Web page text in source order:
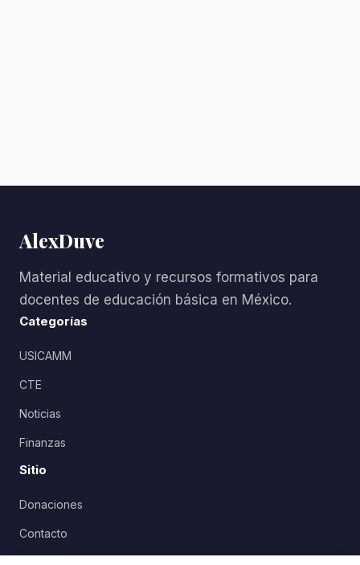
AlexDuve
Material educativo y recursos formativos para
docentes de educación básica en México.
Categorías
USICAMM
CTE
Noticias
Finanzas
Sitio
Donaciones
Contacto